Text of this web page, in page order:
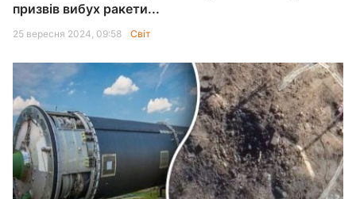
призвів вибух ракети...
25 вересня 2024, 09:58 Світ